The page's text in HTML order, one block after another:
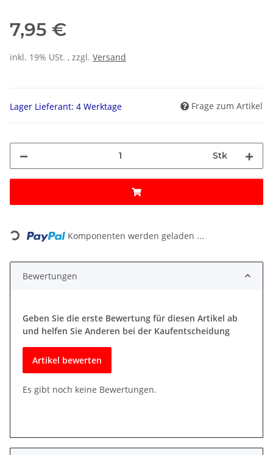
7,95 €
inkl. 19% USt. , zzgl. Versand
Lager Lieferant: 4 Werktage Frage zum Artikel
Stk
Loading... Komponenten werden geladen ...
Bewertungen
Geben Sie die erste Bewertung für diesen Artikel ab
und helfen Sie Anderen bei der Kaufentscheidung
Artikel bewerten
Es gibt noch keine Bewertungen.